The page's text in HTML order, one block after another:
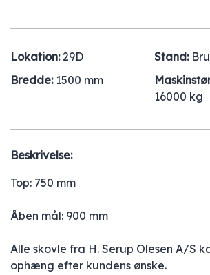
Lokation: 29D Stand:
Bredde: 1500 mm
16000 kg
Beskrivelse:
Top: 750 mm
Åben mål: 900 mm
Alle skovle fra H. Serup Olesen A/S
ophæng efter kundens ønske.